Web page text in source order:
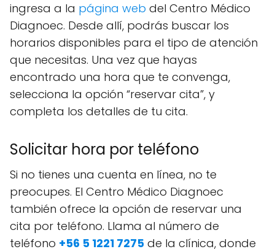
ingresa a la página web del Centro Médico
Diagnoec. Desde allí, podrás buscar los
horarios disponibles para el tipo de atención
que necesitas. Una vez que hayas
encontrado una hora que te convenga,
selecciona la opción “reservar cita”, y
completa los detalles de tu cita.
Solicitar hora por teléfono
Si no tienes una cuenta en línea, no te
preocupes. El Centro Médico Diagnoec
también ofrece la opción de reservar una
cita por teléfono. Llama al número de
teléfono +56 5 1221 7275 de la clínica, donde